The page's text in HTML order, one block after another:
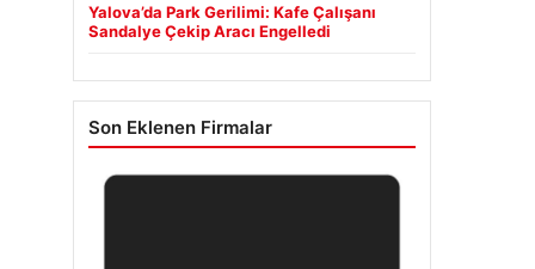
Yalova’da Park Gerilimi: Kafe Çalışanı
Sandalye Çekip Aracı Engelledi
Son Eklenen Firmalar